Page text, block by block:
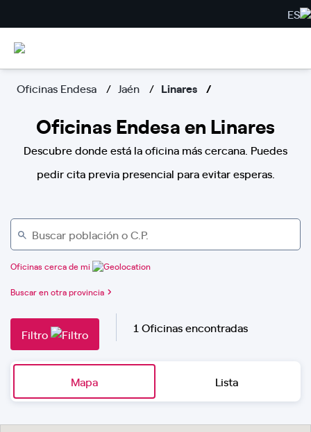
ES
Oficinas Endesa Jaén Linares
Oficinas Endesa en Linares
Descubre donde está la oficina más cercana. Puedes
pedir cita previa presencial para evitar esperas.
Oficinas cerca de mi
Buscar en otra provincia
Filtro 1 Oficinas encontradas
Mapa Lista